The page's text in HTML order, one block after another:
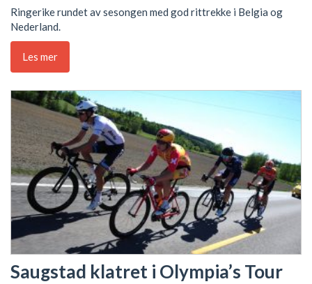
Ringerike rundet av sesongen med god rittrekke i Belgia og
Nederland.
Les mer
Saugstad klatret i Olympia’s Tour